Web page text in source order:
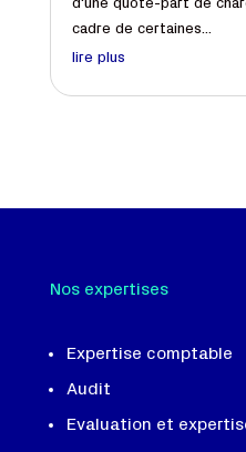
d'une quote-part de
cadre de certaines...
lire plus
Nos expertises
Expertise comptable
Audit
Evaluation et